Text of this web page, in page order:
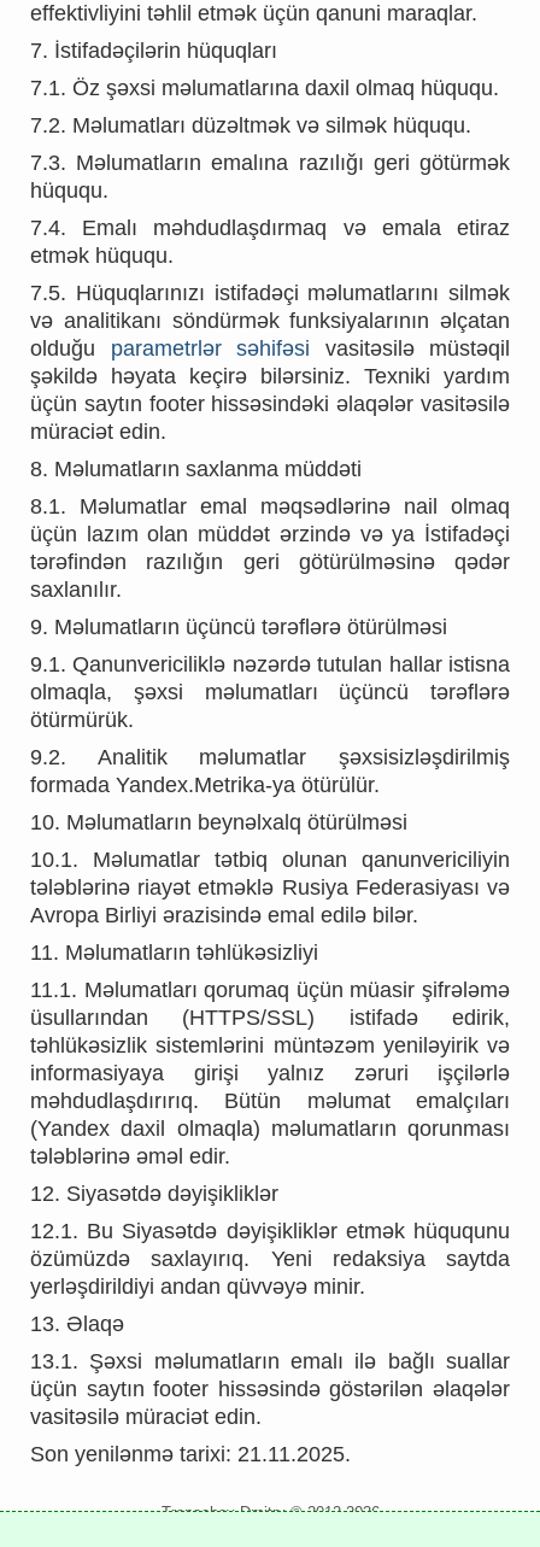
effektivliyini təhlil etmək üçün qanuni maraqlar.
7. İstifadəçilərin hüquqları
7.1. Öz şəxsi məlumatlarına daxil olmaq hüququ.
7.2. Məlumatları düzəltmək və silmək hüququ.
7.3. Məlumatların emalına razılığı geri götürmək
hüququ.
7.4. Emalı məhdudlaşdırmaq və emala etiraz
etmək hüququ.
7.5. Hüquqlarınızı istifadəçi məlumatlarını silmək
və analitikanı söndürmək funksiyalarının əlçatan
olduğu parametrlər səhifəsi vasitəsilə müstəqil
şəkildə həyata keçirə bilərsiniz. Texniki yardım
üçün saytın footer hissəsindəki əlaqələr vasitəsilə
müraciət edin.
8. Məlumatların saxlanma müddəti
8.1. Məlumatlar emal məqsədlərinə nail olmaq
üçün lazım olan müddət ərzində və ya İstifadəçi
tərəfindən razılığın geri götürülməsinə qədər
saxlanılır.
9. Məlumatların üçüncü tərəflərə ötürülməsi
9.1. Qanunvericiliklə nəzərdə tutulan hallar istisna
olmaqla, şəxsi məlumatları üçüncü tərəflərə
ötürmürük.
9.2. Analitik məlumatlar şəxsisizləşdirilmiş
formada Yandex.Metrika-ya ötürülür.
10. Məlumatların beynəlxalq ötürülməsi
10.1. Məlumatlar tətbiq olunan qanunvericiliyin
tələblərinə riayət etməklə Rusiya Federasiyası və
Avropa Birliyi ərazisində emal edilə bilər.
11. Məlumatların təhlükəsizliyi
11.1. Məlumatları qorumaq üçün müasir şifrələmə
üsullarından (HTTPS/SSL) istifadə edirik,
təhlükəsizlik sistemlərini müntəzəm yeniləyirik və
informasiyaya girişi yalnız zəruri işçilərlə
məhdudlaşdırırıq. Bütün məlumat emalçıları
(Yandex daxil olmaqla) məlumatların qorunması
tələblərinə əməl edir.
12. Siyasətdə dəyişikliklər
12.1. Bu Siyasətdə dəyişikliklər etmək hüququnu
özümüzdə saxlayırıq. Yeni redaksiya saytda
yerləşdirildiyi andan qüvvəyə minir.
13. Əlaqə
13.1. Şəxsi məlumatların emalı ilə bağlı suallar
üçün saytın footer hissəsində göstərilən əlaqələr
vasitəsilə müraciət edin.
Son yenilənmə tarixi: 21.11.2025.
Trepachev Dmitry © 2012-2026